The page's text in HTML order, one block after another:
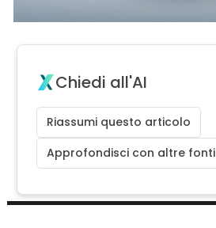
Chiedi all'AI
Riassumi questo articolo
Approfondisci con altre fonti